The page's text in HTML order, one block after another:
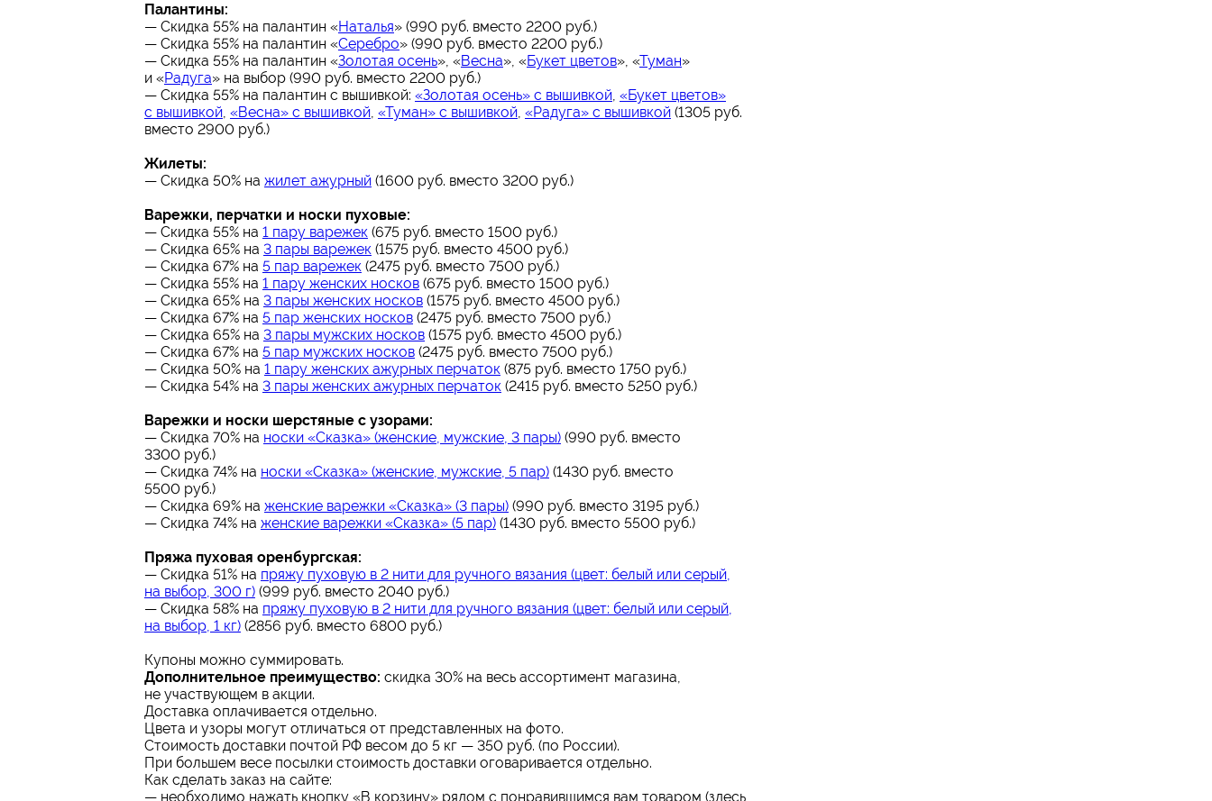
Палантины:
— Скидка 55% на палантин «Наталья» (990 руб. вместо 2200 руб.)
— Скидка 55% на палантин «Серебро» (990 руб. вместо 2200 руб.)
— Скидка 55% на палантин «Золотая осень», «Весна», «Букет цветов», «Туман»
и «Радуга» на выбор (990 руб. вместо 2200 руб.)
— Скидка 55% на палантин с вышивкой: «Золотая осень» с вышивкой, «Букет цветов»
с вышивкой, «Весна» с вышивкой, «Туман» с вышивкой, «Радуга» с вышивкой (1305 руб.
вместо 2900 руб.)
Жилеты:
— Скидка 50% на жилет ажурный (1600 руб. вместо 3200 руб.)
Варежки, перчатки и носки пуховые:
— Скидка 55% на 1 пару варежек (675 руб. вместо 1500 руб.)
— Скидка 65% на 3 пары варежек (1575 руб. вместо 4500 руб.)
— Скидка 67% на 5 пар варежек (2475 руб. вместо 7500 руб.)
— Скидка 55% на 1 пару женских носков (675 руб. вместо 1500 руб.)
— Скидка 65% на 3 пары женских носков (1575 руб. вместо 4500 руб.)
— Скидка 67% на 5 пар женских носков (2475 руб. вместо 7500 руб.)
— Скидка 65% на 3 пары мужских носков (1575 руб. вместо 4500 руб.)
— Скидка 67% на 5 пар мужских носков (2475 руб. вместо 7500 руб.)
— Скидка 50% на 1 пару женских ажурных перчаток (875 руб. вместо 1750 руб.)
— Скидка 54% на 3 пары женских ажурных перчаток (2415 руб. вместо 5250 руб.)
Варежки и носки шерстяные с узорами:
— Скидка 70% на носки «Сказка» (женские, мужские, 3 пары) (990 руб. вместо
3300 руб.)
— Скидка 74% на носки «Сказка» (женские, мужские, 5 пар) (1430 руб. вместо
5500 руб.)
— Скидка 69% на женские варежки «Сказка» (3 пары) (990 руб. вместо 3195 руб.)
— Скидка 74% на женские варежки «Сказка» (5 пар) (1430 руб. вместо 5500 руб.)
Пряжа пуховая оренбургская:
— Скидка 51% на пряжу пуховую в 2 нити для ручного вязания (цвет: белый или серый,
на выбор, 300 г) (999 руб. вместо 2040 руб.)
— Скидка 58% на пряжу пуховую в 2 нити для ручного вязания (цвет: белый или серый,
на выбор, 1 кг) (2856 руб. вместо 6800 руб.)
Купоны можно суммировать.
Дополнительное преимущество: скидка 30% на весь ассортимент магазина,
не участвующем в акции.
Доставка оплачивается отдельно.
Цвета и узоры могут отличаться от представленных на фото.
Стоимость доставки почтой РФ весом до 5 кг — 350 руб. (по России).
При большем весе посылки стоимость доставки оговаривается отдельно.
Как сделать заказ на сайте:
— необходимо нажать кнопку «В корзину» рядом с понравившимся вам товаром (здесь